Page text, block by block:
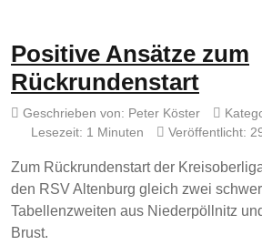
Positive Ansätze zum
Rückrundenstart
Geschrieben von: Peter Köster
Lesezeit: 1 Minuten
Veröffentlicht:
Zum Rückrundenstart der
den RSV Altenburg gleich zwei
Tabellenzweiten aus Niederpöllnitz
Brust.